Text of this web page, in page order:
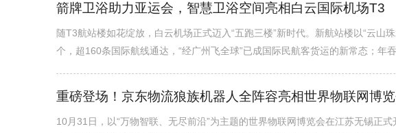
箭牌卫浴助力亚运会，智慧卫浴空间亮相白云国际机场T3
随T3航站楼如花绽放，白云机场正式迈入“五跑三楼”新时代。新航站楼以“云山
个，超160条国际航线通达，“经广州飞全球”已成国际民航客货运的新常态；年
重磅登场！京东物流狼族机器人全阵容亮相世界物联网博
10月31日，以“万物智联、无尽前沿”为主题的世界物联网博览会在江苏无锡正